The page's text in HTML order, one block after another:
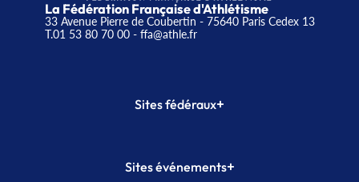
La Fédération Française d'Athlétisme
33 Avenue Pierre de Coubertin - 75640 Paris Cedex 13
T.01 53 80 70 00- ffa@athle.fr
Sites fédéraux+
Plateforme Formation
Sites événements+